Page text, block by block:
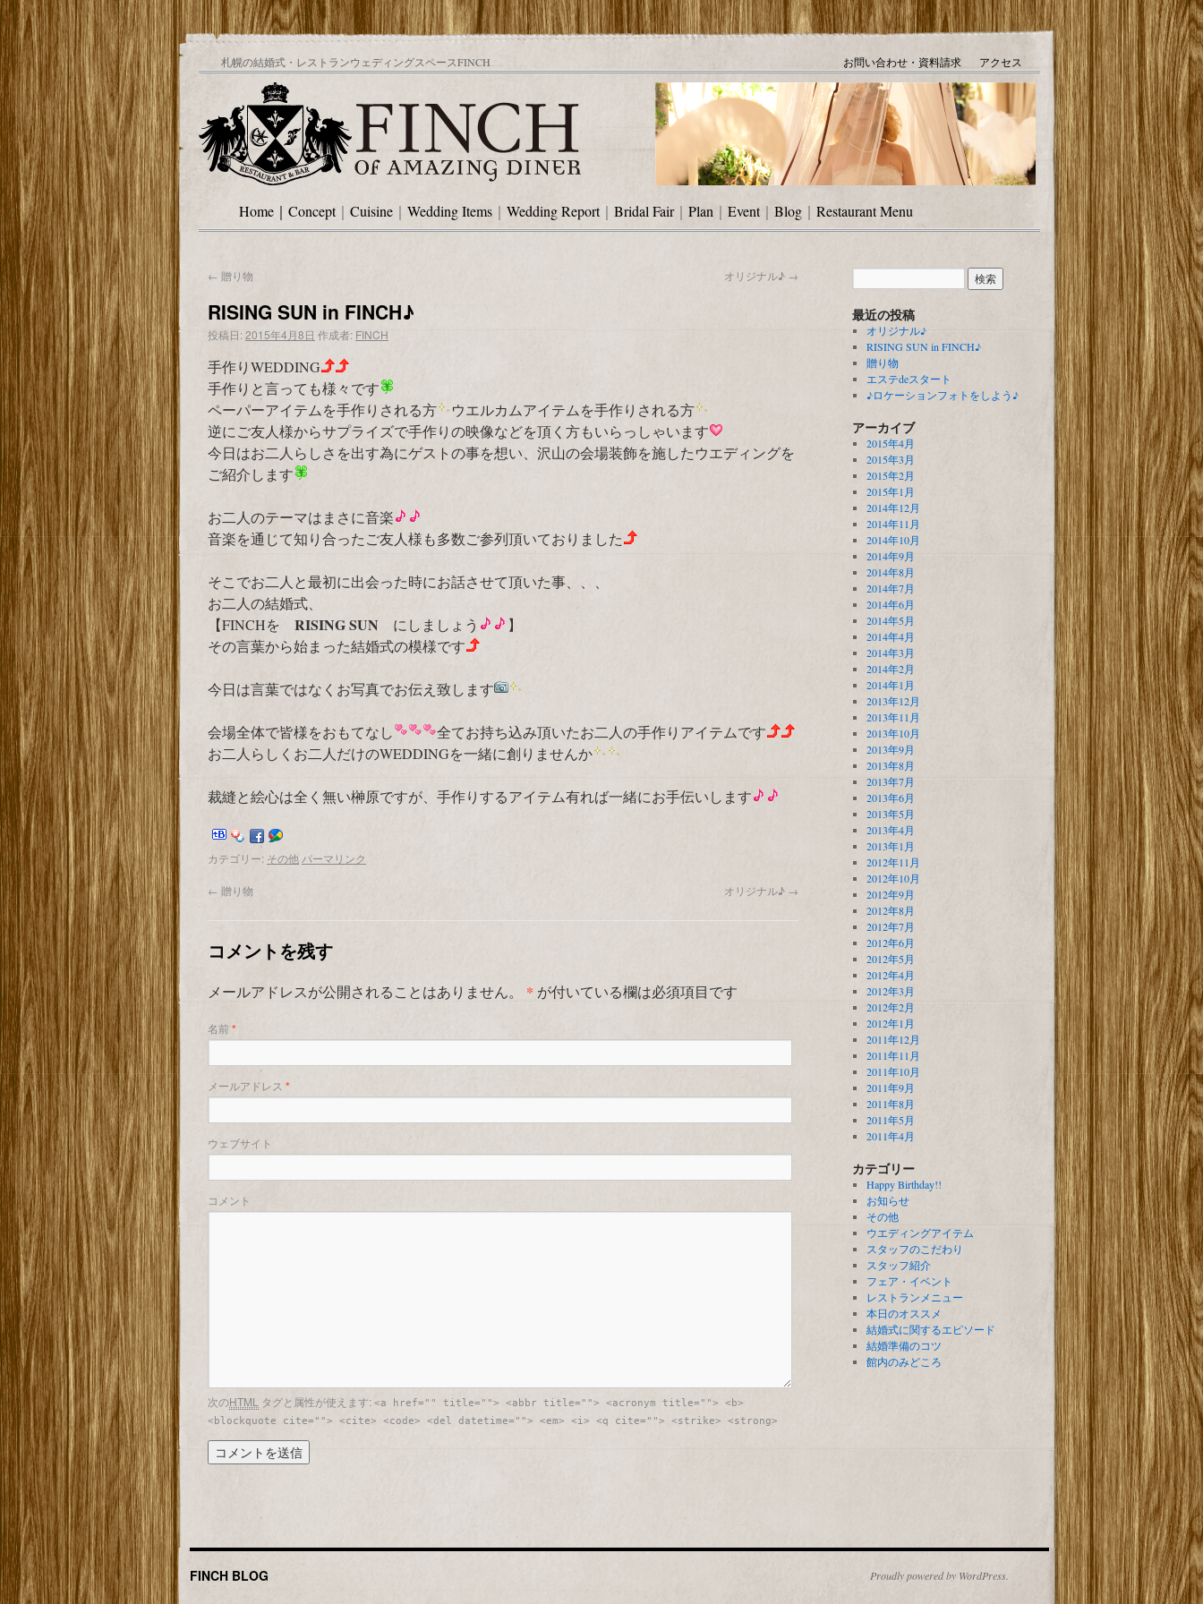
札幌の結婚式・レストランウェディングスペースFINCH お問い合わせ・資料請求 アクセス
Home ｜ Concept｜ Cuisine ｜ Wedding Items ｜ Wedding Report｜ Bridal Fair｜ Plan ｜ Event｜ Blog ｜ Restaurant Menu
← 贈り物 オリジナル♪ →
RISING SUN in FINCH♪
投稿日:2015年4月8日 作成者: FINCH
手作りWEDDING
手作りと言っても様々です
ペーパーアイテムを手作りされる方
ウエルカムアイテムを手作りされる方
逆にご友人様からサプライズで手作りの映像などを頂く方もいらっしゃいます
今日はお二人らしさを出す為にゲストの事を想い、沢山の会場装飾を施したウエディングを
ご紹介します
お二人のテーマはまさに音楽
音楽を通じて知り合ったご友人様も多数ご参列頂いておりました
そこでお二人と最初に出会った時にお話させて頂いた事、、、
お二人の結婚式、
【FINCHを RISING SUN にしましょう
】
その言葉から始まった結婚式の模様です
今日は言葉ではなくお写真でお伝え致します
会場全体で皆様をおもてなし
全てお持ち込み頂いたお二人の手作りアイテムです
お二人らしくお二人だけのWEDDINGを一緒に創りませんか
裁縫と絵心は全く無い榊原ですが、手作りするアイテム有れば一緒にお手伝いします
カテゴリー: その他 パーマリンク
← 贈り物 オリジナル♪ →
コメントを残す
メールアドレスが公開されることはありません。 * が付いている欄は必須項目です
名前*
メールアドレス *
ウェブサイト
コメント
次のHTML タグと属性が使えます: <a href="" title=""> <abbr title=""> <acronym title=""> <b>
<blockquote cite=""> <cite> <code> <del datetime=""> <em> <i> <q cite=""> <strike> <strong>
最近の投稿
オリジナル♪
RISING SUN in FINCH♪
贈り物
エステdeスタート
♪ロケーションフォトをしよう♪
アーカイブ
2015年4月
2015年3月
2015年2月
2015年1月
2014年12月
2014年11月
2014年10月
2014年9月
2014年8月
2014年7月
2014年6月
2014年5月
2014年4月
2014年3月
2014年2月
2014年1月
2013年12月
2013年11月
2013年10月
2013年9月
2013年8月
2013年7月
2013年6月
2013年5月
2013年4月
2013年1月
2012年11月
2012年10月
2012年9月
2012年8月
2012年7月
2012年6月
2012年5月
2012年4月
2012年3月
2012年2月
2012年1月
2011年12月
2011年11月
2011年10月
2011年9月
2011年8月
2011年5月
2011年4月
カテゴリー
Happy Birthday!!
お知らせ
その他
ウエディングアイテム
スタッフのこだわり
スタッフ紹介
フェア・イベント
レストランメニュー
本日のオススメ
結婚式に関するエピソード
結婚準備のコツ
館内のみどころ
FINCH BLOG Proudly powered by WordPress.